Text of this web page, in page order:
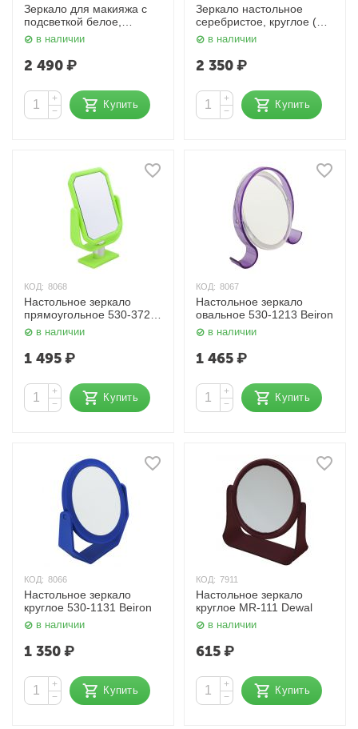
Зеркало для макияжа с
подсветкой белое,
прямоугольное Nail Art
в наличии
2 490₽
+
−
Купить
Зеркало настольное
серебристое, круглое (14
х 23 см.) Dewal
в наличии
2 350₽
+
−
Купить
КОД: 8068
Настольное зеркало
прямоугольное 530-3728
Beiron
в наличии
1 495₽
+
−
Купить
КОД: 8067
Настольное зеркало
овальное 530-1213 Beiron
в наличии
1 465₽
+
−
Купить
КОД: 8066
Настольное зеркало
круглое 530-1131 Beiron
в наличии
1 350₽
+
−
Купить
КОД: 7911
Настольное зеркало
круглое MR-111 Dewal
в наличии
615₽
+
−
Купить